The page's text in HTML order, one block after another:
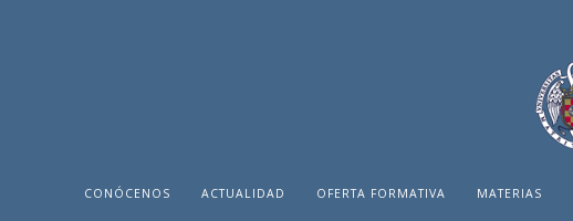
CONÓCENOS ACTUALIDAD OFERTA FORMATIVA MATERIAS